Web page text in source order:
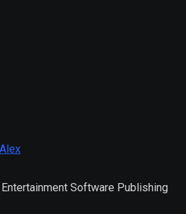
Entertainment Software Publishing